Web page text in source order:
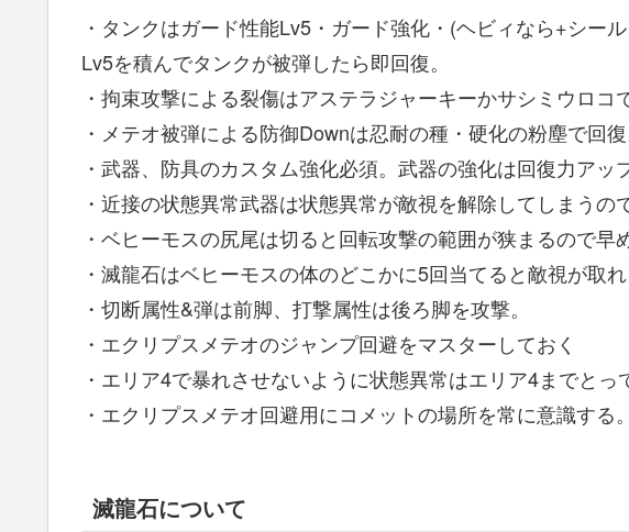
・タンクはガード性能Lv5・ガード強化・(ヘビィなら+シー
Lv5を積んでタンクが被弾したら即回復。
・拘束攻撃による裂傷はアステラジャーキーかサシミウロコ
・メテオ被弾による防御Downは忍耐の種・硬化の粉塵で回復
・武器、防具のカスタム強化必須。武器の強化は回復力アッ
・近接の状態異常武器は状態異常が敵視を解除してしまうの
・ベヒーモスの尻尾は切ると回転攻撃の範囲が狭まるので早
・滅龍石はベヒーモスの体のどこかに5回当てると敵視が取
・切断属性&弾は前脚、打撃属性は後ろ脚を攻撃。
・エクリプスメテオのジャンプ回避をマスターしておく
・エリア4で暴れさせないように状態異常はエリア4までとっ
・エクリプスメテオ回避用にコメットの場所を常に意識する。
滅龍石について